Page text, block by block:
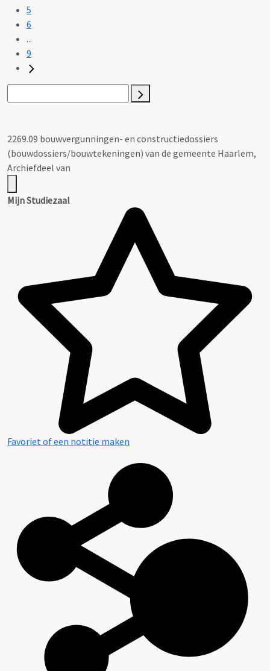
5
6
...
9
2269.09 bouwvergunningen- en constructiedossiers
(bouwdossiers/bouwtekeningen) van de gemeente Haarlem,
Archiefdeel van
Mijn Studiezaal
Favoriet of een notitie maken